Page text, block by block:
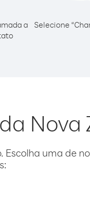
a
Selecione
Nova
uma de